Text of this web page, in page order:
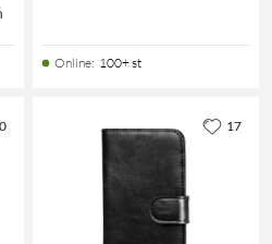
Online: 100+ st
0 17